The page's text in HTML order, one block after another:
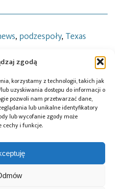
zgodą
korzystamy z technologii, takich jak
uzyskiwania dostępu do informacji o
pozwoli nam przetwarzać dane,
lub unikalne identyfikatory
lub wycofanie zgody może
cechy i funkcje.
, podzespoły, Texas
A-630A